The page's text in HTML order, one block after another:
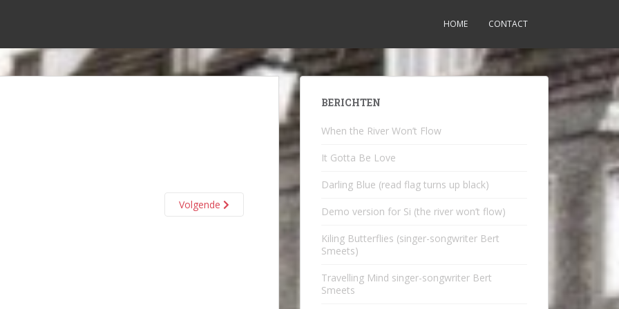
HOME CONTACT
Volgende
BERICHTEN
When the River Won’t Flow
It Gotta Be Love
Darling Blue (read flag turns up black)
Demo version for Si (the river won’t flow)
Kiling Butterflies (singer-songwriter Bert
Smeets)
Travelling Mind singer-songwriter Bert
Smeets